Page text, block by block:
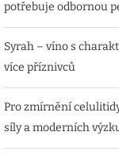
potřebuje odbornou
Syrah – víno s
více příznivců
Pro zmírnění
síly a moderních